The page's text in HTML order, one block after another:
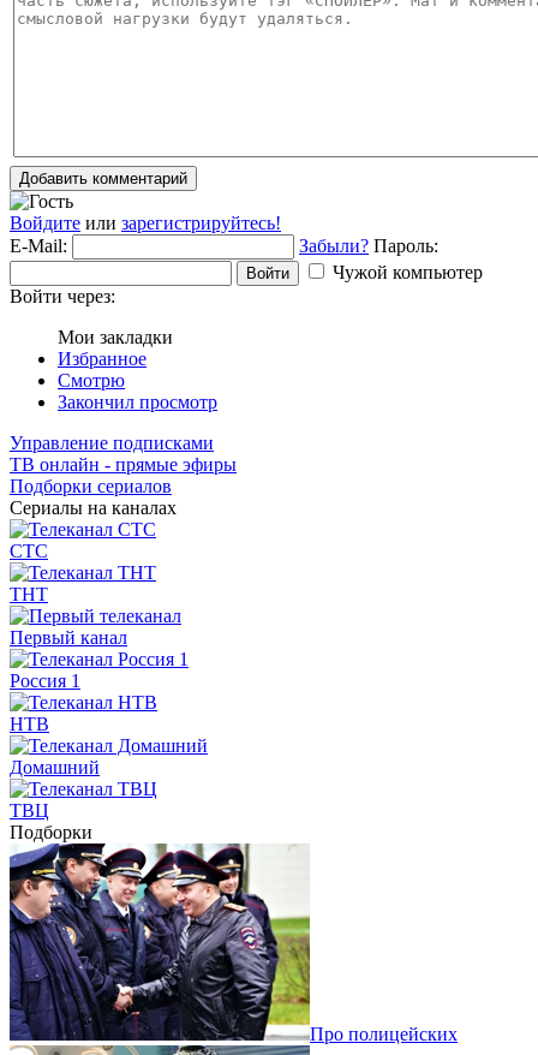
Добавить комментарий
Войдите или зарегистрируйтесь!
E-Mail:
Забыли? Пароль:
Войти
Чужой компьютер
Войти через:
Мои закладки
Избранное
Смотрю
Закончил просмотр
Управление подписками
ТВ онлайн - прямые эфиры
Подборки сериалов
Сериалы на каналах
СТС
ТНТ
Первый канал
Россия 1
НТВ
Домашний
ТВЦ
Подборки
Про полицейских